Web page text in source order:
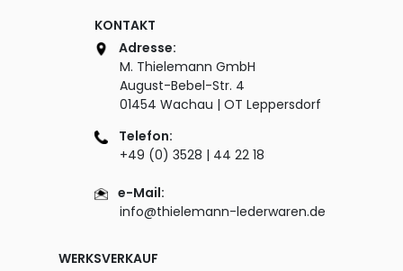
KONTAKT
Adresse:
M. Thielemann GmbH
August-Bebel-Str. 4
01454 Wachau | OT Leppersdorf
Telefon:
+49 (0) 3528 | 44 22 18
e-Mail:
info@thielemann-lederwaren.de
WERKSVERKAUF